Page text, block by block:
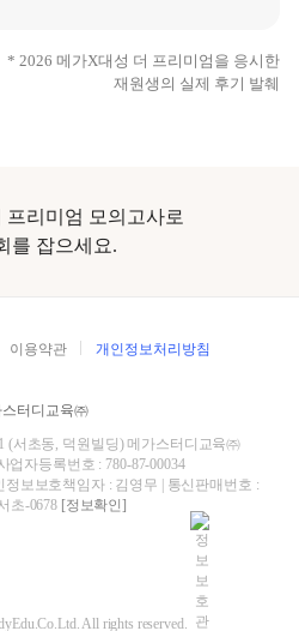
* 2026 메가X대성 더 프리미엄을 응시한
재원생의 실제 후기 발췌
이용약관 개인정보처리방침
터디교육㈜
(서초동, 덕원빌딩) 메가스터디교육㈜
업자등록번호 : 780-87-00034
정보보호책임자 : 김영무 | 통신판매번호 :
초-0678 [정보확인]
All rights reserved.